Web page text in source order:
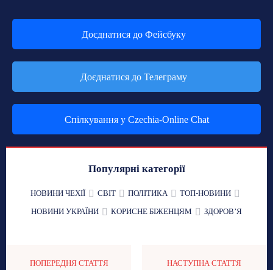
Доєднатися до Фейсбуку
Доєднатися до Телеграму
Спілкування у Czechia-Online Chat
Популярні категорії
НОВИНИ ЧЕХІЇ СВІТ ПОЛІТИКА
ТОП-НОВИНИ
НОВИНИ УКРАЇНИ
КОРИСНЕ БІЖЕНЦЯМ ЗДОРОВʼЯ
ПОПЕРЕДНЯ СТАТТЯ НАСТУПНА СТАТТЯ